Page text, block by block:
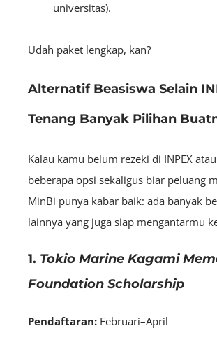
universitas).
Udah paket lengkap, kan?
Alternatif Beasiswa Selain
Tenang Banyak Pilihan
Kalau kamu belum rezeki di INPEX
beberapa opsi sekaligus biar peluang
MinBi punya kabar baik: ada banyak
lainnya yang juga siap mengantarmu
1. Tokio Marine Kagami
Foundation Scholarship
Pendaftaran: Februari–April